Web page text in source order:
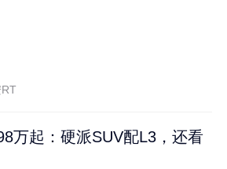
万起：硬派SUV配L3，还看